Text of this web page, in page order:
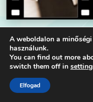
Dizájn:
A weboldalon a
használunk.
You can find out more
switch them off in
Elfogad